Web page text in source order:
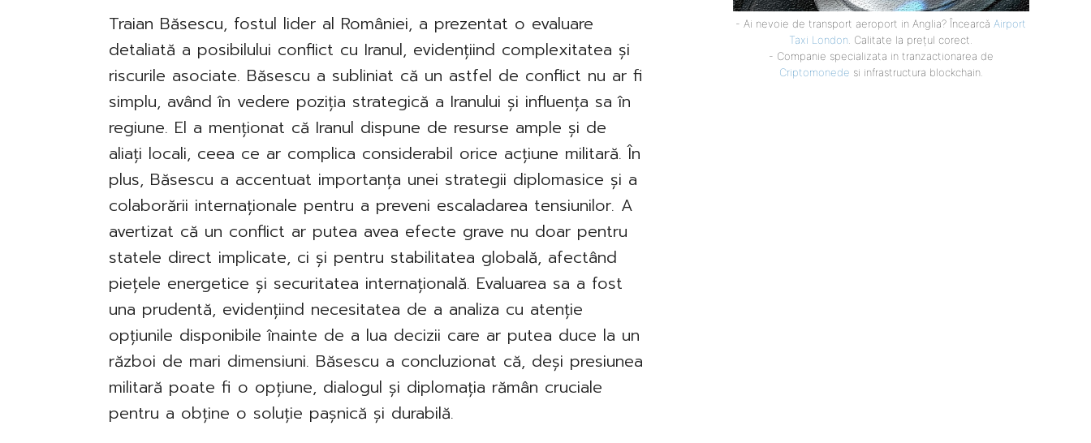
Traian Băsescu, fostul lider al României, a prezentat o evaluare
detaliată a posibilului conflict cu Iranul, evidențiind complexitatea și
riscurile asociate. Băsescu a subliniat că un astfel de conflict nu ar fi
simplu, având în vedere poziția strategică a Iranului și influența sa în
regiune. El a menționat că Iranul dispune de resurse ample și de
aliați locali, ceea ce ar complica considerabil orice acțiune militară. În
plus, Băsescu a accentuat importanța unei strategii diplomasice și a
colaborării internaționale pentru a preveni escaladarea tensiunilor. A
avertizat că un conflict ar putea avea efecte grave nu doar pentru
statele direct implicate, ci și pentru stabilitatea globală, afectând
piețele energetice și securitatea internațională. Evaluarea sa a fost
una prudentă, evidențiind necesitatea de a analiza cu atenție
opțiunile disponibile înainte de a lua decizii care ar putea duce la un
război de mari dimensiuni. Băsescu a concluzionat că, deși presiunea
militară poate fi o opțiune, dialogul și diplomația rămân cruciale
pentru a obține o soluție pașnică și durabilă.
- Ai nevoie de transport aeroport in Anglia? Încearcă Airport
Taxi London . Calitate la prețul corect.
- Companie specializata in tranzactionarea de
Criptomonede si infrastructura blockchain.